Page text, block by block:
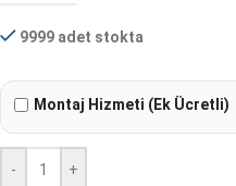
9999 adet stokta
Montaj Hizmeti (Ek Ücretli)
- +